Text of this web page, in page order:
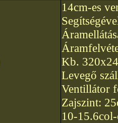
14cm-es
Kb.
Levegő
Ventillátor
Zajszint:
10-